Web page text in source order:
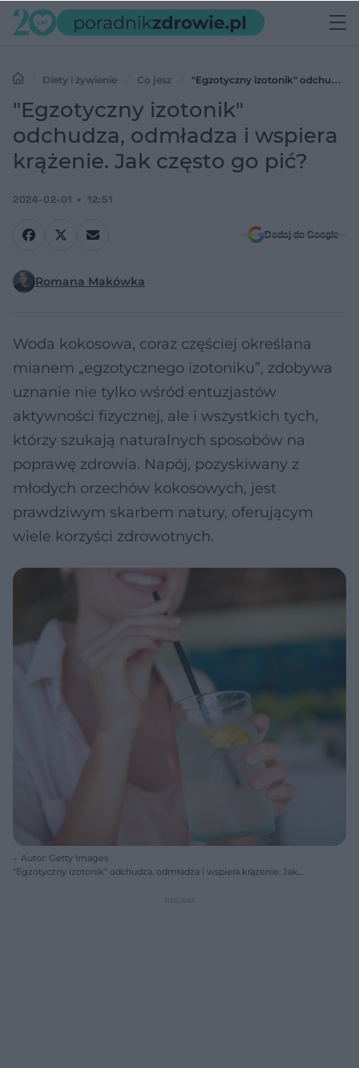
Diety i żywienie Co jesz
"Egzotyczny izotonik" odchudza,
odmładza i wspiera krążenie. Jak często go pić?
"Egzotyczny izotonik"
odchudza, odmładza i wspiera
krążenie. Jak często go pić?
2024-02-01 12:51
Dodaj do Google
Romana Makówka
Woda kokosowa, coraz częściej określana
mianem „egzotycznego izotoniku”, zdobywa
uznanie nie tylko wśród entuzjastów
aktywności fizycznej, ale i wszystkich tych,
którzy szukają naturalnych sposobów na
poprawę zdrowia. Napój, pozyskiwany z
młodych orzechów kokosowych, jest
prawdziwym skarbem natury, oferującym
wiele korzyści zdrowotnych.
Autor: Getty Images
"Egzotyczny izotonik" odchudza, odmładza i wspiera krążenie. Jak